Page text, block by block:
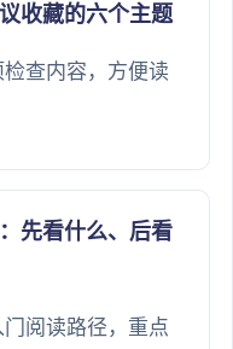
收藏的六个主题
查内容，方便读
先看什么、后看
阅读路径，重点